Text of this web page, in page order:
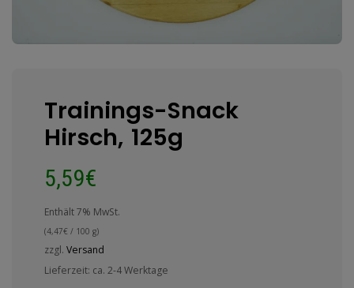
Trainings-Snack
Hirsch, 125g
5,59€
Enthält 7% MwSt.
(4,47€ / 100 g)
zzgl. Versand
Lieferzeit: ca. 2-4 Werktage